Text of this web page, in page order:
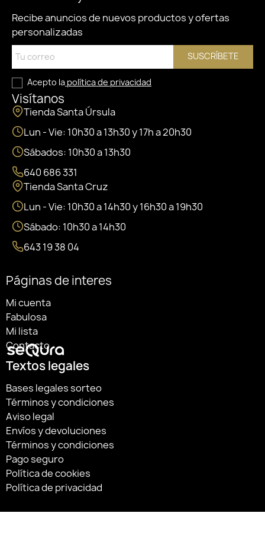
Recibe anuncios de nuevos productos y ofertas
personalizadas
SUSCRÍBETE
Acepto la política de privacidad
Visítanos
Tienda Santa Úrsula
Lun - Vie: 10h30 a 13h30 y 17h a 20h30
Sábados: 10h30 a 13h30
640 686 331
Tienda Santa Cruz
Lun - Vie: 10h30 a 14h30 y 16h30 a 19h30
Sábado: 10h30 a 14h30
643 19 38 04
Páginas de interes
Mi cuenta
Fabulosa
Mi lista
Contacto
Textos legales
Bases legales sorteo
Términos y condiciones
Aviso legal
Envíos y devoluciones
Términos y condiciones
Pago seguro
Política de cookies
Política de privacidad